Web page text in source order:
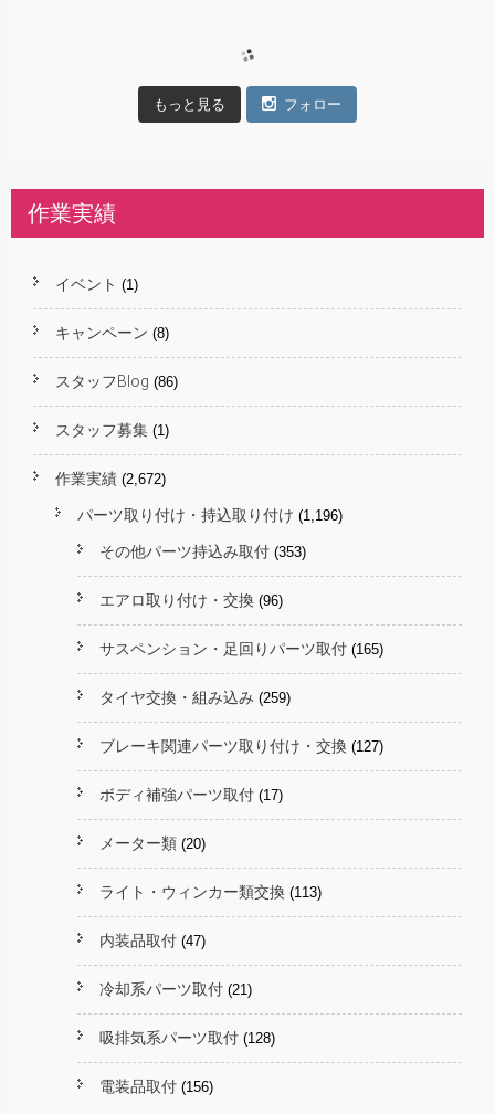
もっと見る フォロー
作業実績
イベント (1)
キャンペーン (8)
スタッフBlog (86)
スタッフ募集 (1)
作業実績 (2,672)
パーツ取り付け・持込取り付け (1,196)
その他パーツ持込み取付 (353)
エアロ取り付け・交換 (96)
サスペンション・足回りパーツ取付 (165)
タイヤ交換・組み込み (259)
ブレーキ関連パーツ取り付け・交換 (127)
ボディ補強パーツ取付 (17)
メーター類 (20)
ライト・ウィンカー類交換 (113)
内装品取付 (47)
冷却系パーツ取付 (21)
吸排気系パーツ取付 (128)
電装品取付 (156)